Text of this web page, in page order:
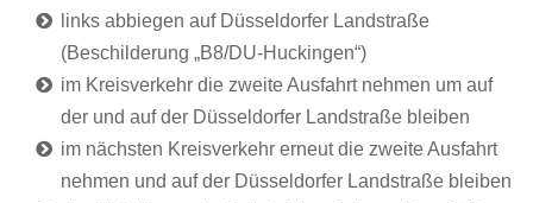
links abbiegen auf Düsseldorfer Landstraße
(Beschilderung „B8/DU-Huckingen“)
im Kreisverkehr die zweite Ausfahrt nehmen um auf
der und auf der Düsseldorfer Landstraße bleiben
im nächsten Kreisverkehr erneut die zweite Ausfahrt
nehmen und auf der Düsseldorfer Landstraße bleiben